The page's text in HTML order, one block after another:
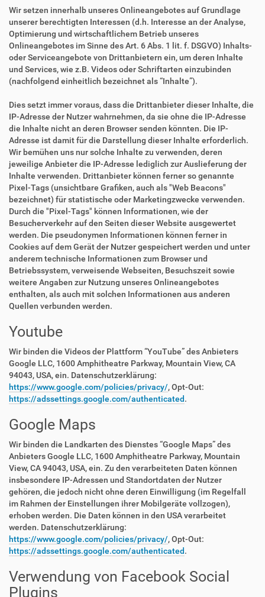
Wir setzen innerhalb unseres Onlineangebotes auf Grundlage
unserer berechtigten Interessen (d.h. Interesse an der Analyse,
Optimierung und wirtschaftlichem Betrieb unseres
Onlineangebotes im Sinne des Art. 6 Abs. 1 lit. f. DSGVO) Inhalts-
oder Serviceangebote von Drittanbietern ein, um deren Inhalte
und Services, wie z.B. Videos oder Schriftarten einzubinden
(nachfolgend einheitlich bezeichnet als “Inhalte”).
Dies setzt immer voraus, dass die Drittanbieter dieser Inhalte, die
IP-Adresse der Nutzer wahrnehmen, da sie ohne die IP-Adresse
die Inhalte nicht an deren Browser senden könnten. Die IP-
Adresse ist damit für die Darstellung dieser Inhalte erforderlich.
Wir bemühen uns nur solche Inhalte zu verwenden, deren
jeweilige Anbieter die IP-Adresse lediglich zur Auslieferung der
Inhalte verwenden. Drittanbieter können ferner so genannte
Pixel-Tags (unsichtbare Grafiken, auch als "Web Beacons"
bezeichnet) für statistische oder Marketingzwecke verwenden.
Durch die "Pixel-Tags" können Informationen, wie der
Besucherverkehr auf den Seiten dieser Website ausgewertet
werden. Die pseudonymen Informationen können ferner in
Cookies auf dem Gerät der Nutzer gespeichert werden und unter
anderem technische Informationen zum Browser und
Betriebssystem, verweisende Webseiten, Besuchszeit sowie
weitere Angaben zur Nutzung unseres Onlineangebotes
enthalten, als auch mit solchen Informationen aus anderen
Quellen verbunden werden.
Youtube
Wir binden die Videos der Plattform “YouTube” des Anbieters
Google LLC, 1600 Amphitheatre Parkway, Mountain View, CA
94043, USA, ein. Datenschutzerklärung:
https://www.google.com/policies/privacy/, Opt-Out:
https://adssettings.google.com/authenticated.
Google Maps
Wir binden die Landkarten des Dienstes “Google Maps” des
Anbieters Google LLC, 1600 Amphitheatre Parkway, Mountain
View, CA 94043, USA, ein. Zu den verarbeiteten Daten können
insbesondere IP-Adressen und Standortdaten der Nutzer
gehören, die jedoch nicht ohne deren Einwilligung (im Regelfall
im Rahmen der Einstellungen ihrer Mobilgeräte vollzogen),
erhoben werden. Die Daten können in den USA verarbeitet
werden. Datenschutzerklärung:
https://www.google.com/policies/privacy/, Opt-Out:
https://adssettings.google.com/authenticated.
Verwendung von Facebook Social
Plugins